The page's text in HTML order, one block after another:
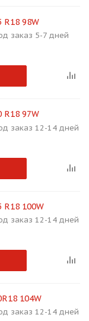
98W
заказ 5-7 дней
97W
заказ 12-14 дней
100W
заказ 12-14 дней
104W
заказ 12-14 дней